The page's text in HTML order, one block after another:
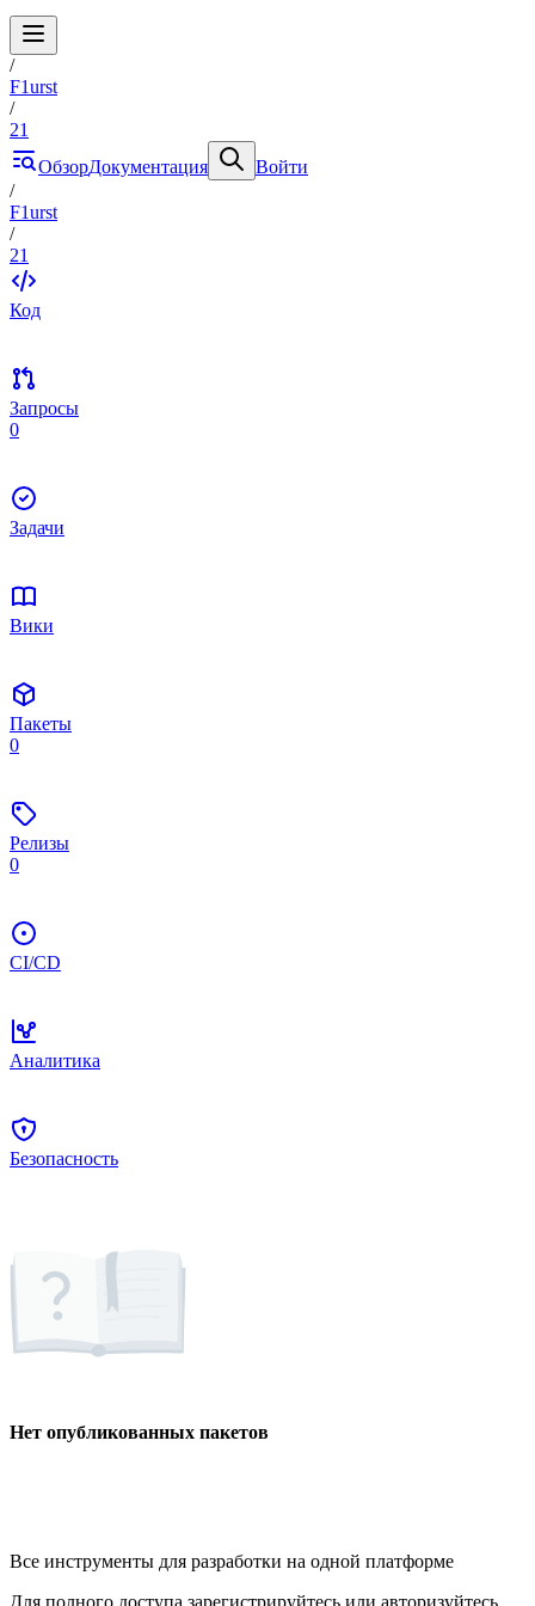
/
F1urst
/
21
ОбзорДокументация
Войти
/
F1urst
/
21
Код
Запросы
0
Задачи
Вики
Пакеты
0
Релизы
0
CI/CD
Аналитика
Безопасность
Нет опубликованных пакетов
Все инструменты для разработки на одной платформе
Для полного доступа зарегистрируйтесь или авторизуйтесь